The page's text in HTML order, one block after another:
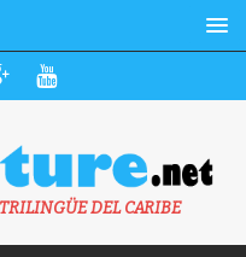
DEL CARIBE